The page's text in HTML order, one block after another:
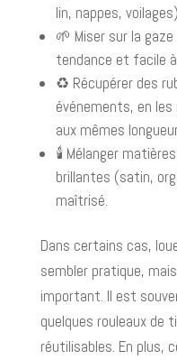
lin, nappes,
🌱 Miser sur la
tendance et facile à
♻️ Récupérer des
événements, en
aux mêmes
🕯️ Mélanger
brillantes (satin,
maîtrisé.
Dans certains cas,
sembler pratique,
important. Il est
quelques rouleaux de
réutilisables. En plus,